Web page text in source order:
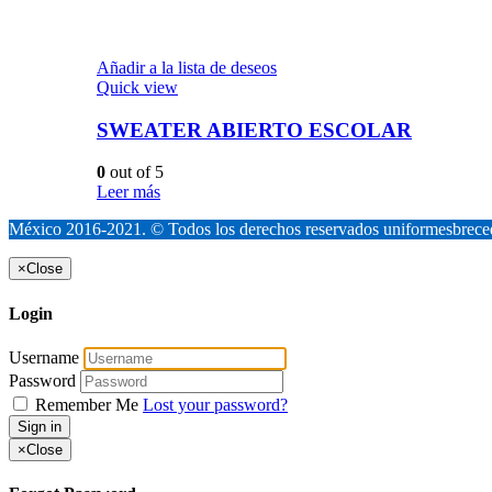
Añadir a la lista de deseos
Quick view
SWEATER ABIERTO ESCOLAR
0 out of 5
Leer más
México 2016-2021. © Todos los derechos reservados
×Close
Login
Username
Password
Remember Me Lost your password?
Sign in
×Close